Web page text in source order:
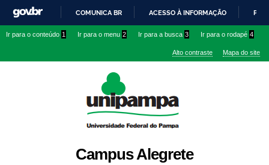
conteúdo
IR
O
COMUNICA BR ACESSO À INFORMAÇÃO
Ir para o conteúdo 1 Ir para o menu 2 Ir para a busca 3 Ir para o rodapé 4
Alto contraste Mapa do site
Campus Alegrete